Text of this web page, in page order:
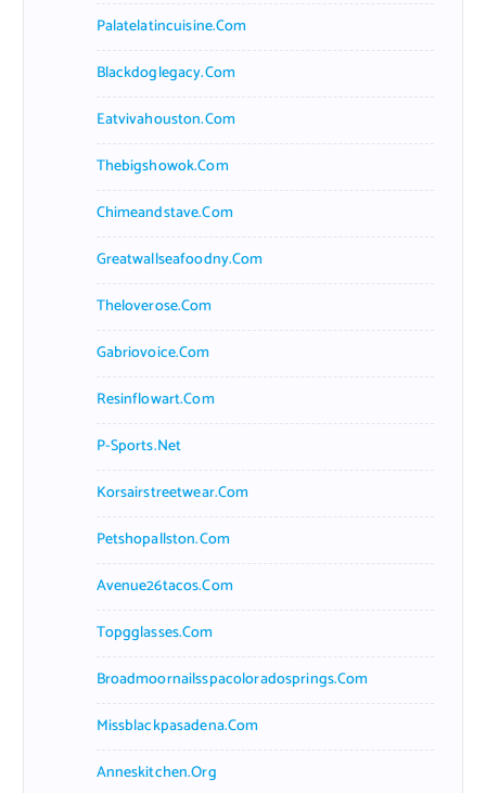
Palatelatincuisine.com
Blackdoglegacy.com
Eatvivahouston.com
Thebigshowok.com
Chimeandstave.com
Greatwallseafoodny.com
Theloverose.com
Gabriovoice.com
Resinflowart.com
P-Sports.net
Korsairstreetwear.com
Petshopallston.com
Avenue26tacos.com
Topgglasses.com
Broadmoornailsspacoloradosprings.com
Missblackpasadena.com
Anneskitchen.org